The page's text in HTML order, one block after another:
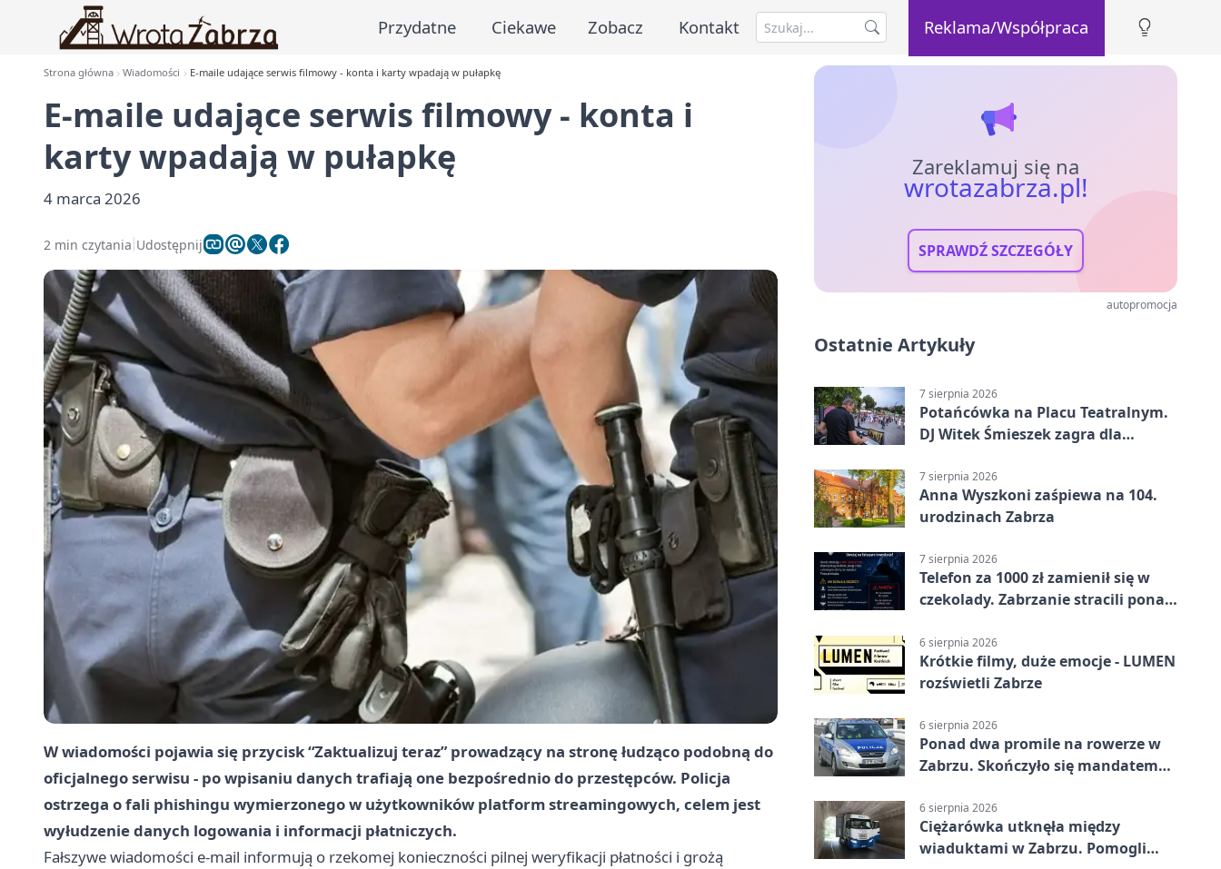
Przydatne Ciekawe Zobacz Kontakt Reklama/Współpraca
Strona główna Wiadomości E-maile udające serwis filmowy - konta i karty wpadają w pułapkę
E-maile udające serwis filmowy - konta i
karty wpadają w pułapkę
4 marca 2026
2 min czytania Udostępnij
W wiadomości pojawia się przycisk “Zaktualizuj teraz” prowadzący na stronę łudząco podobną do
oficjalnego serwisu - po wpisaniu danych trafiają one bezpośrednio do przestępców. Policja
ostrzega o fali phishingu wymierzonego w użytkowników platform streamingowych, celem jest
wyłudzenie danych logowania i informacji płatniczych.
Fałszywe wiadomości e-mail informują o rzekomej konieczności pilnej weryfikacji płatności i grożą
Zareklamuj się na
wrotazabrza.pl!
SPRAWDŹ SZCZEGÓŁY
autopromocja
Ostatnie Artykuły
7 sierpnia 2026
Potańcówka na Placu Teatralnym.
DJ Witek Śmieszek zagra dla
7 sierpnia 2026
Anna Wyszkoni zaśpiewa na 104.
urodzinach Zabrza
7 sierpnia 2026
Telefon za 1000 zł zamienił się w
czekolady. Zabrzanie stracili ponad
6 sierpnia 2026
Krótkie filmy, duże emocje - LUMEN
rozświetli Zabrze
6 sierpnia 2026
Ponad dwa promile na rowerze w
Zabrzu. Skończyło się mandatem
6 sierpnia 2026
Ciężarówka utknęła między
wiaduktami w Zabrzu. Pomogli